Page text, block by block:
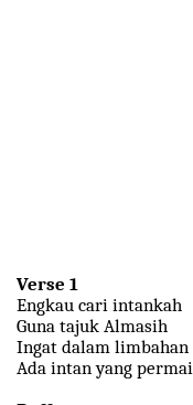
Verse 1
Engkau cari intankah
Guna tajuk Almasih
Ingat dalam limbahan
Ada intan yang permai